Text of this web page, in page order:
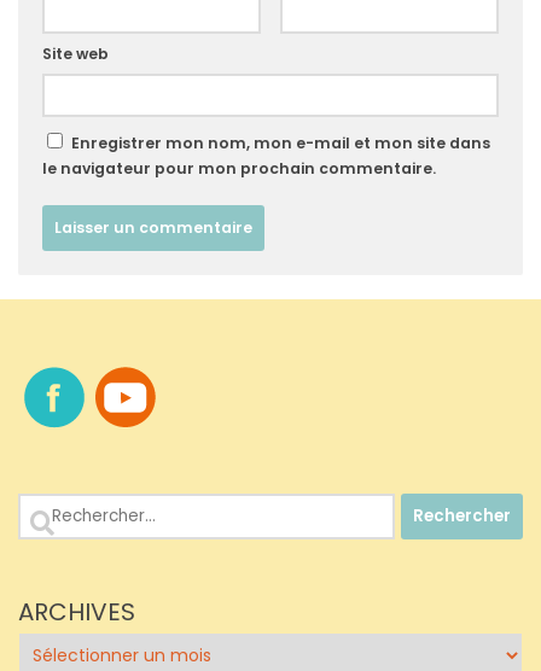
Site web
Enregistrer mon nom, mon e-mail et mon site dans
le navigateur pour mon prochain commentaire.
Rechercher :
ARCHIVES
Archives